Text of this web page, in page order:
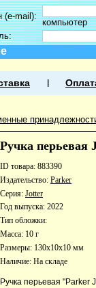
(e-mail):
компьютер
Ручка перьевая
ID товара: 883390
Издательство: Parker
Серия: Jotter
Год выпуска: 2022
Тип обложки:
Масса: 10 г
Размеры: 130x10x10 мм
Наличие: На складе
Ручка перьевая "Parker